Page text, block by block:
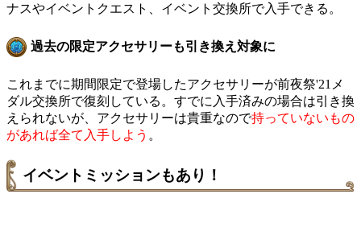
ナスやイベントクエスト、イベント交換所で入手できる。
過去の限定アクセサリーも引き換え対象に
これまでに期間限定で登場したアクセサリーが前夜祭'21メ
ダル交換所で復刻している。すでに入手済みの場合は引き換
えられないが、アクセサリーは貴重なので持っていないもの
があれば全て入手しよう 。
イベントミッションもあり！